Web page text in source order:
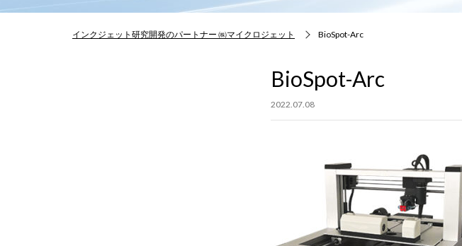
インクジェット研究開発のパートナー ㈱マイクロジェット BioSpot-Arc
BioSpot-Arc
2022.07.08